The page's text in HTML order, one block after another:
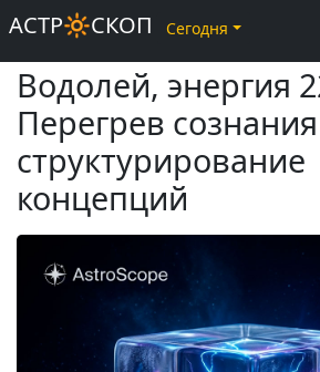
Водолей, энергия
Перегрев
структурирование
концепций
АСТР🔆СКОП Сегодня